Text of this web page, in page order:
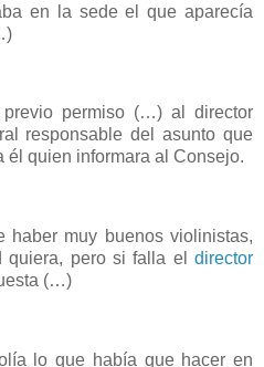
en la sede el que aparecía
permiso (…) al director
responsable del asunto que
él quien informara al Consejo.
muy buenos violinistas,
quiera, pero si falla el director
(…)
lo que había que hacer en